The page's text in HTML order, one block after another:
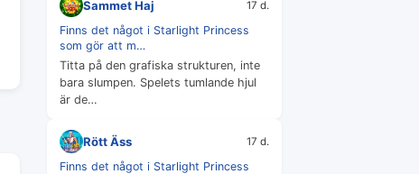
Sammet Haj 17 d.
Finns det något i Starlight Princess
som gör att m…
Titta på den grafiska strukturen, inte
bara slumpen. Spelets tumlande hjul
är de…
Rött Äss 17 d.
Finns det något i Starlight Princess